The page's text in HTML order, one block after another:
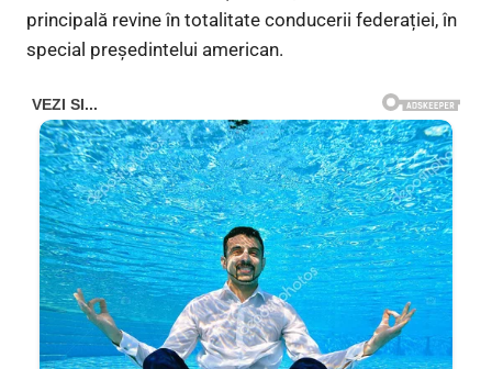
principală revine în totalitate conducerii federației, în
special președintelui american.